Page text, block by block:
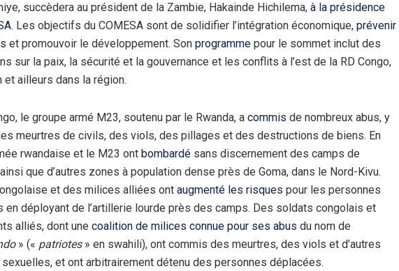
succèdera au président de la Zambie, Hakainde Hichilema, à la présidence
. Les objectifs du COMESA sont de solidifier l’intégration économique, prévenir
et promouvoir le développement. Son programme pour le sommet inclut des
sur la paix, la sécurité et la gouvernance et les conflits à l’est de la RD Congo,
et ailleurs dans la région.
le groupe armé M23, soutenu par le Rwanda, a commis de nombreux abus, y
meurtres de civils, des viols, des pillages et des destructions de biens. En
rwandaise et le M23 ont bombardé sans discernement des camps de
que d’autres zones à population dense près de Goma, dans le Nord-Kivu.
et des milices alliées ont augmenté les risques pour les personnes
en déployant de l’artillerie lourde près des camps. Des soldats congolais et
alliés, dont une coalition de milices connue pour ses abus du nom de
» (« patriotes» en swahili), ont commis des meurtres, des viols et d’autres
et ont arbitrairement détenu des personnes déplacées.